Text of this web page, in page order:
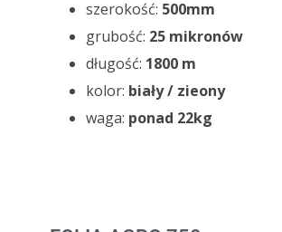
szerokość: 500mm
grubość: 25 mikronów
długość: 1800 m
kolor: biały / zieony
waga: ponad 22kg